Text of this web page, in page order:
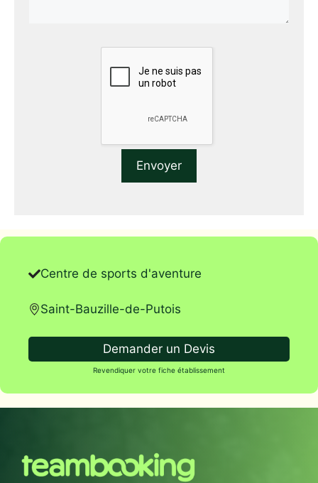
Centre de sports d'aventure
Saint-Bauzille-de-Putois
Demander un Devis
Revendiquer votre fiche établissement